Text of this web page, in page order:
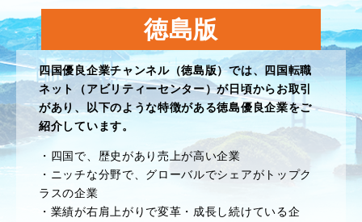
徳島版
四国優良企業チャンネル（徳島版）では、四国転職
ネット（アビリティーセンター）が日頃からお取引
があり、以下のような特徴がある徳島優良企業をご
紹介しています。
・四国で、歴史があり売上が高い企業
・ニッチな分野で、グローバルでシェアがトップク
ラスの企業
・業績が右肩上がりで変革・成長し続けている企